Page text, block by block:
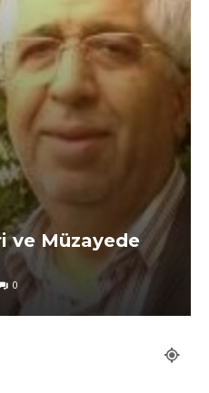
ve Müzayede
0